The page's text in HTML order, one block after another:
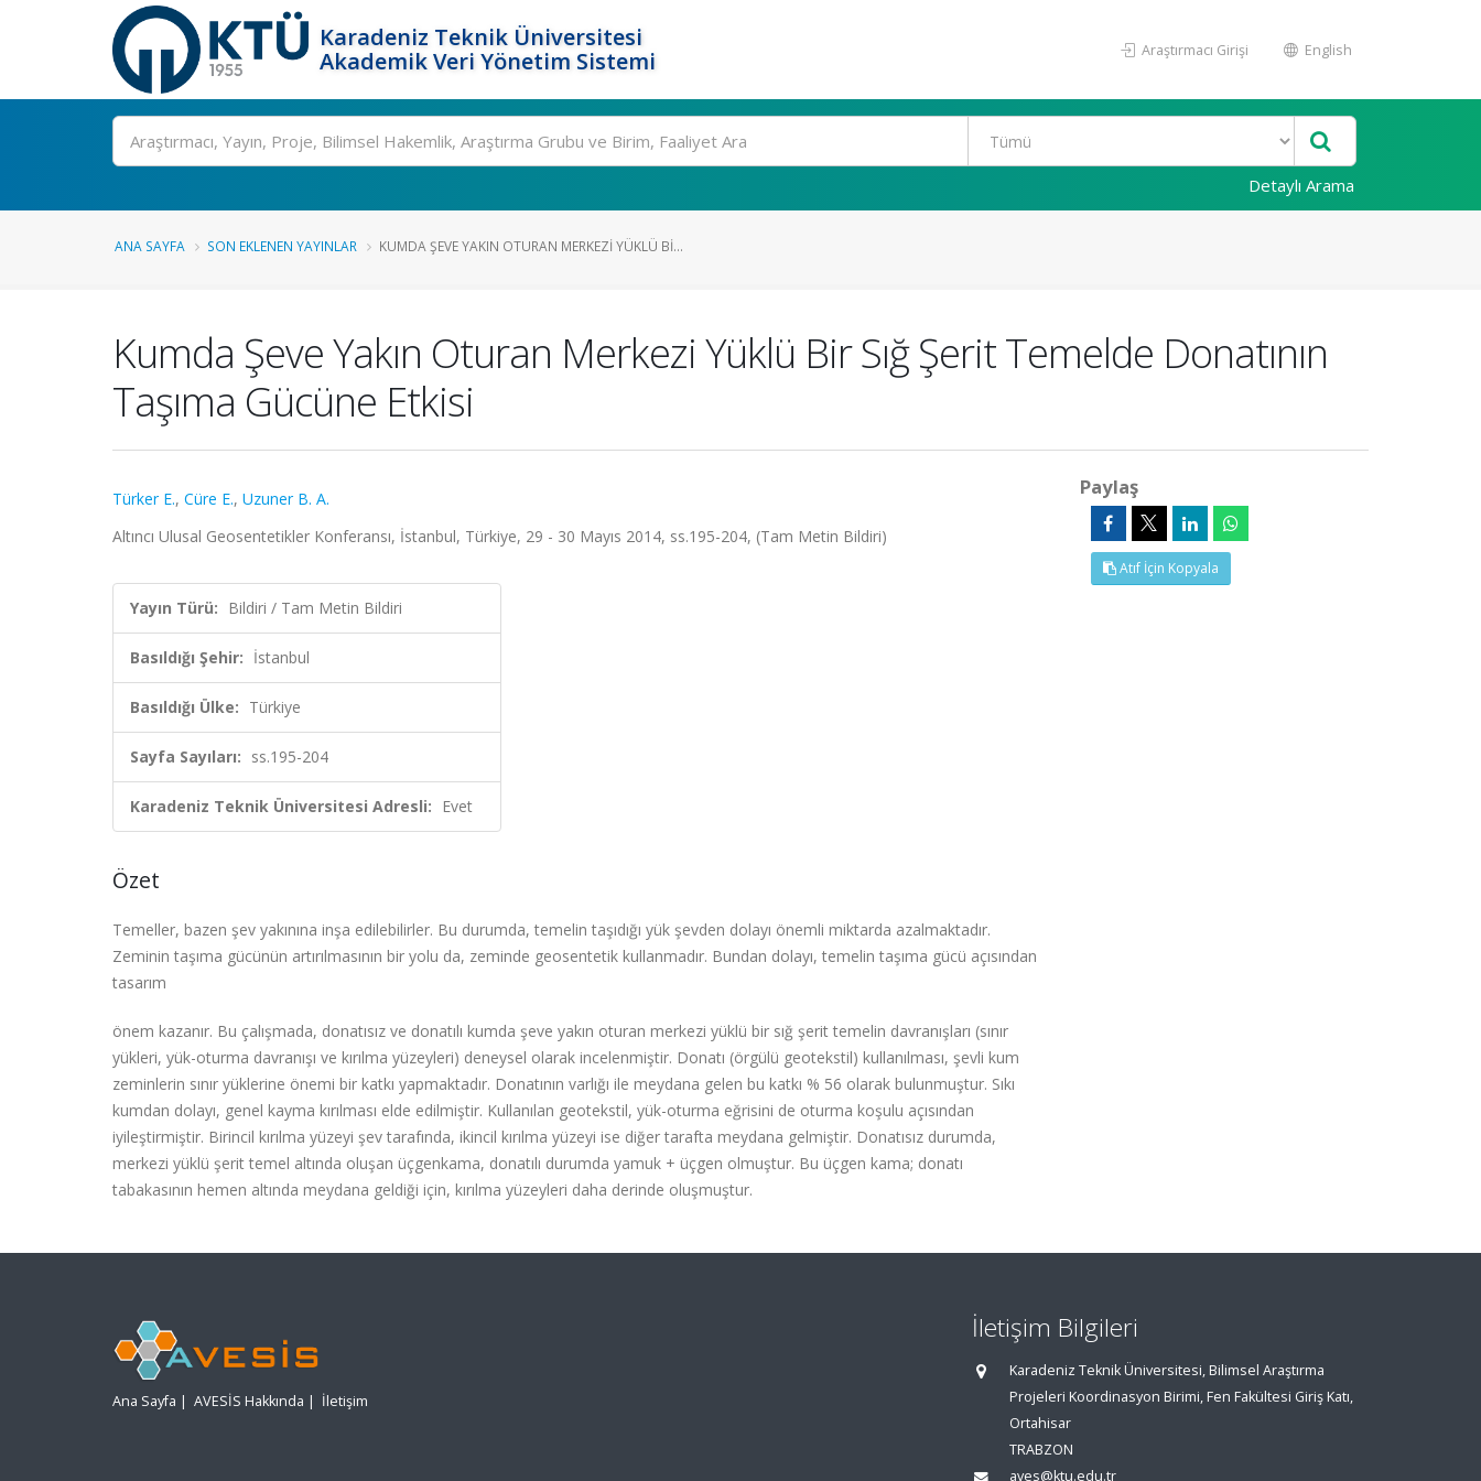
Karadeniz Teknik Üniversitesi
Akademik Veri Yönetim Sistemi
Araştırmacı Girişi English
Ara
Detaylı Arama
ANA SAYFA SON EKLENEN YAYINLAR KUMDA ŞEVE YAKIN OTURAN MERKEZI YÜKLÜ BI...
Kumda Şeve Yakın Oturan Merkezi Yüklü Bir Sığ Şerit Temelde Donatının
Taşıma Gücüne Etkisi
Türker E., Cüre E., Uzuner B. A.
Altıncı Ulusal Geosentetikler Konferansı, İstanbul, Türkiye, 29 - 30 Mayıs 2014, ss.195-204, (Tam Metin Bildiri)
Yayın Türü: Bildiri / Tam Metin Bildiri
Basıldığı Şehir: İstanbul
Basıldığı Ülke: Türkiye
Sayfa Sayıları: ss.195-204
Karadeniz Teknik Üniversitesi Adresli: Evet
Özet
Temeller, bazen şev yakınına inşa edilebilirler. Bu durumda, temelin taşıdığı yük şevden dolayı önemli miktarda azalmaktadır.
Zeminin taşıma gücünün artırılmasının bir yolu da, zeminde geosentetik kullanmadır. Bundan dolayı, temelin taşıma gücü açısından
tasarım
önem kazanır. Bu çalışmada, donatısız ve donatılı kumda şeve yakın oturan merkezi yüklü bir sığ şerit temelin davranışları (sınır
yükleri, yük-oturma davranışı ve kırılma yüzeyleri) deneysel olarak incelenmiştir. Donatı (örgülü geotekstil) kullanılması, şevli kum
zeminlerin sınır yüklerine önemi bir katkı yapmaktadır. Donatının varlığı ile meydana gelen bu katkı % 56 olarak bulunmuştur. Sıkı
kumdan dolayı, genel kayma kırılması elde edilmiştir. Kullanılan geotekstil, yük-oturma eğrisini de oturma koşulu açısından
iyileştirmiştir. Birincil kırılma yüzeyi şev tarafında, ikincil kırılma yüzeyi ise diğer tarafta meydana gelmiştir. Donatısız durumda,
merkezi yüklü şerit temel altında oluşan üçgenkama, donatılı durumda yamuk + üçgen olmuştur. Bu üçgen kama; donatı
tabakasının hemen altında meydana geldiği için, kırılma yüzeyleri daha derinde oluşmuştur.
Paylaş
Atıf İçin Kopyala
Ana Sayfa | AVESİS Hakkında | İletişim
İletişim Bilgileri
Karadeniz Teknik Üniversitesi, Bilimsel Araştırma
Projeleri Koordinasyon Birimi, Fen Fakültesi Giriş Katı,
Ortahisar
TRABZON
aves@ktu.edu.tr